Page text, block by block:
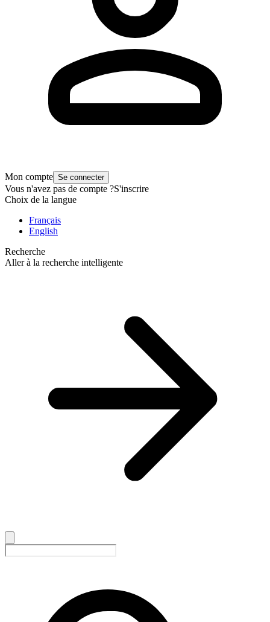
Mon compte Se connecter
Vous n'avez pas de compte ?S'inscrire
Choix de la langue
Français
English
Recherche
Aller à la recherche intelligente